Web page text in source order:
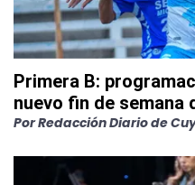
Primera B:
nuevo fin de semana
PorRedacción Diario de